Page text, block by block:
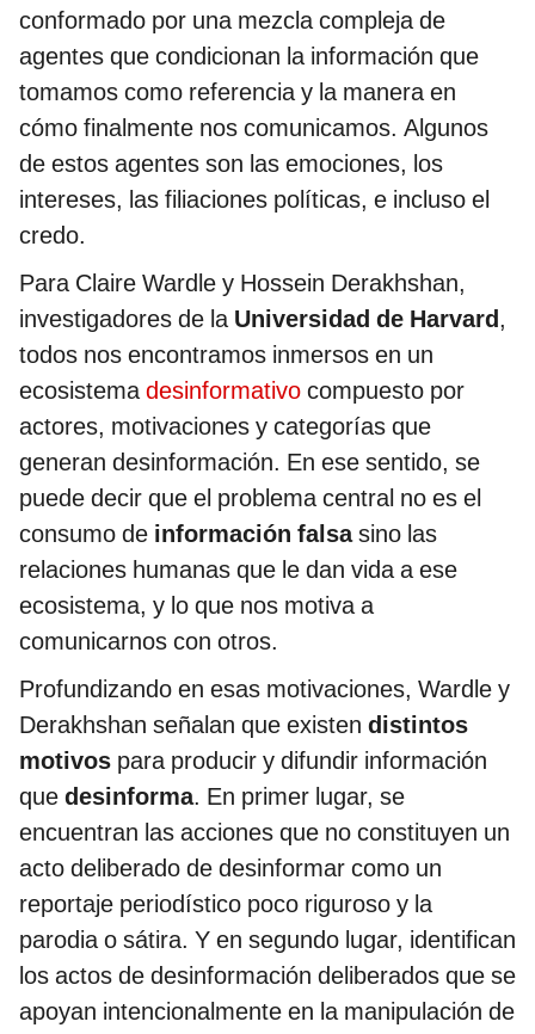
conformado por una mezcla compleja de
agentes que condicionan la información que
tomamos como referencia y la manera en
cómo finalmente nos comunicamos. Algunos
de estos agentes son las emociones, los
intereses, las filiaciones políticas, e incluso el
credo.
Para Claire Wardle y Hossein Derakhshan,
investigadores de la Universidad de Harvard,
todos nos encontramos inmersos en un
ecosistemadesinformativo compuesto por
actores, motivaciones y categorías que
generan desinformación. En ese sentido, se
puede decir que el problema central no es el
consumo de información falsasino las
relaciones humanas que le dan vida a ese
ecosistema, y lo que nos motiva a
comunicarnos con otros.
Profundizando en esas motivaciones, Wardle y
Derakhshan señalan que existen distintos
motivos para producir y difundir información
que desinforma. En primer lugar, se
encuentran las acciones que no constituyen un
acto deliberado de desinformar como un
reportaje periodístico poco riguroso y la
parodia o sátira. Y en segundo lugar, identifican
los actos de desinformación deliberados que se
apoyan intencionalmente en la manipulación de